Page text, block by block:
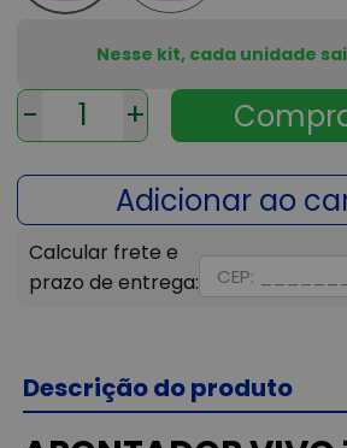
- +
Nesse kit, cada unidade sai
Descrição do produto